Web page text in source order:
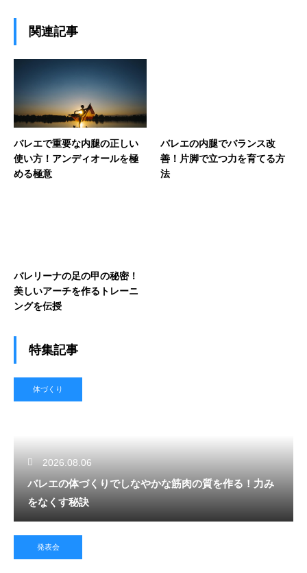
関連記事
バレエで重要な内腿の正しい
使い方！アンディオールを極
める極意
バレエの内腿でバランス改
善！片脚で立つ力を育てる方
法
バレリーナの足の甲の秘密！
美しいアーチを作るトレーニ
ングを伝授
特集記事
体づくり
2026.08.06
バレエの体づくりでしなやかな筋肉の質を作る！力み
をなくす秘訣
発表会